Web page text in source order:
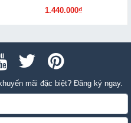
1.440.000₫
mãi đặc biệt? Đăng ký ngay.